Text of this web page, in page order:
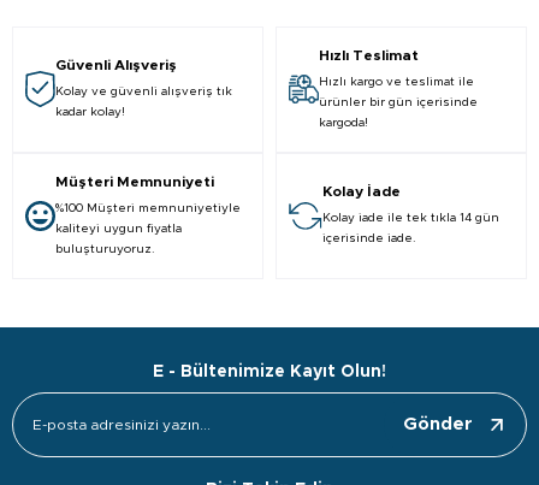
Güvenli Alışveriş
Kolay ve güvenli alışveriş tık
kadar kolay!
Hızlı Teslimat
Hızlı kargo ve teslimat ile
ürünler bir gün içerisinde
kargoda!
Müşteri Memnuniyeti
%100 Müşteri memnuniyetiyle
kaliteyi uygun fiyatla
buluşturuyoruz.
Kolay İade
Kolay iade ile tek tıkla 14 gün
içerisinde iade.
E - Bültenimize Kayıt Olun!
Gönder